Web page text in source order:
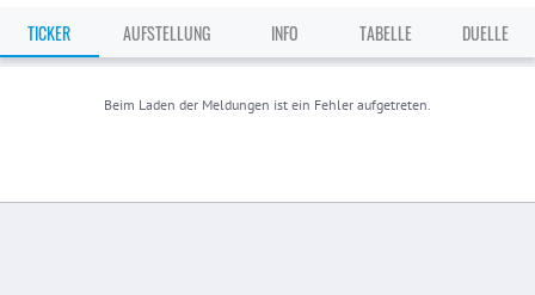
TICKER AUFSTELLUNG INFO TABELLE DUELLE
Beim Laden der Meldungen ist ein Fehler aufgetreten.